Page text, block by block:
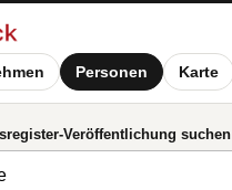
Personen Karte
Veröffentlichung suchen